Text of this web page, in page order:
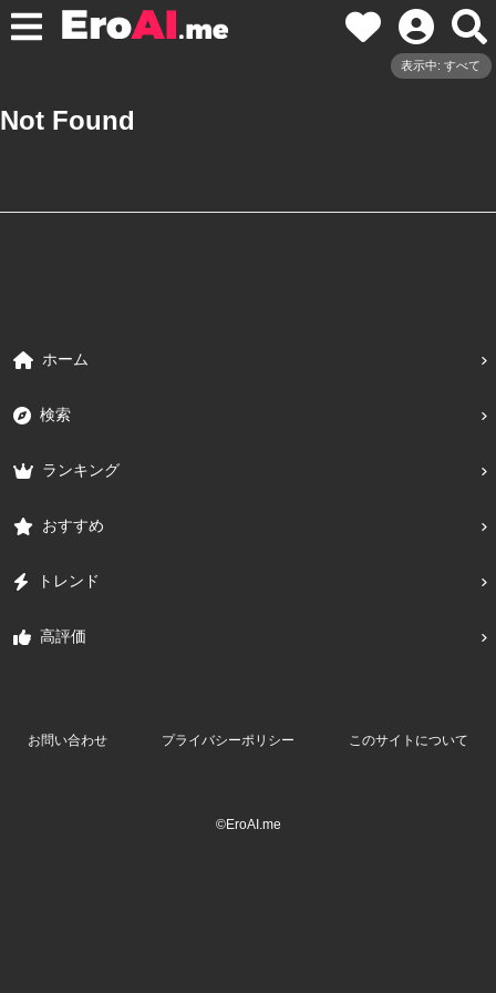
表示中: すべて
Not Found
ホーム
検索
ランキング
おすすめ
トレンド
高評価
お問い合わせ プライバシーポリシー このサイトについて
©EroAI.me